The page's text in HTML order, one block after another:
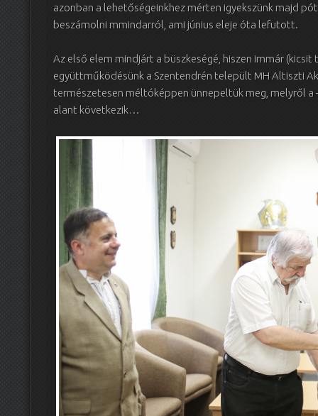
azonban a lehetőségeinkhez mérten igyekszünk majd
beszámolni mmindarról, ami június eleje óta lefutott.
Az első elem mindjárt a büszkeségé, hiszen immár
együttműködésünk a Szentendrén települt MH Altiszti
természetesen méltóképpen ünnepeltük meg, melyről
alant következik…